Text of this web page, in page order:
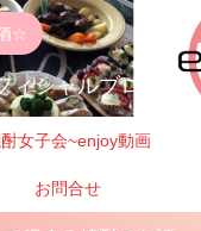
☆
シャルブログ
女子会~enjoy動画
お問合せ